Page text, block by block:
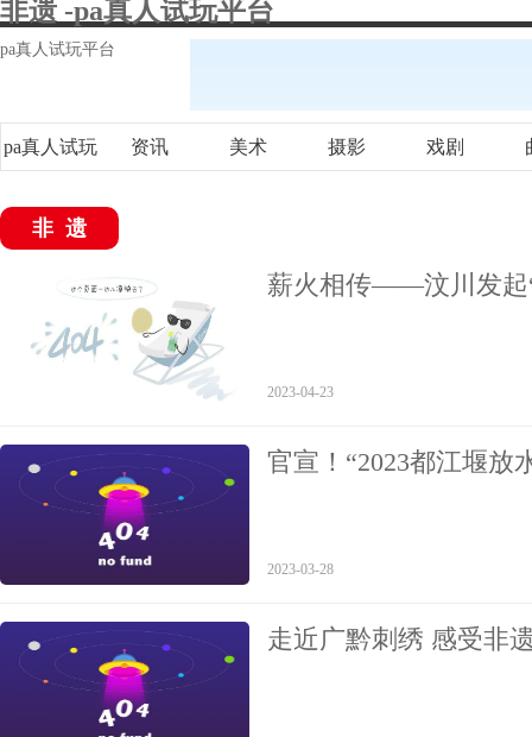
非遗 -pa真人试玩平台
pa真人试玩平台
pa真人试玩 资讯 美术 摄影 戏剧
非遗
薪火相传——汶川发起
2023-04-23
官宣！“2023都江堰放
2023-03-28
走近广黔刺绣 感受非